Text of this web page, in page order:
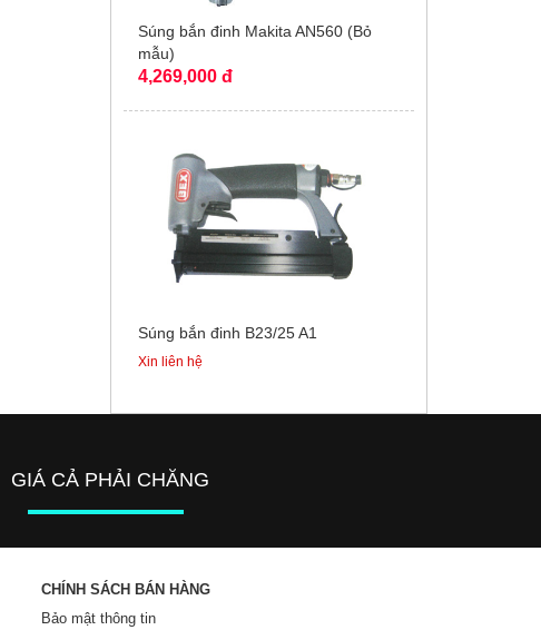
Súng bắn đinh Makita AN560 (Bỏ
mẫu)
4,269,000 đ
Súng bắn đinh B23/25 A1
Xin liên hệ
GIÁ CẢ PHẢI CHĂNG
CHÍNH SÁCH BÁN HÀNG
Bảo mật thông tin